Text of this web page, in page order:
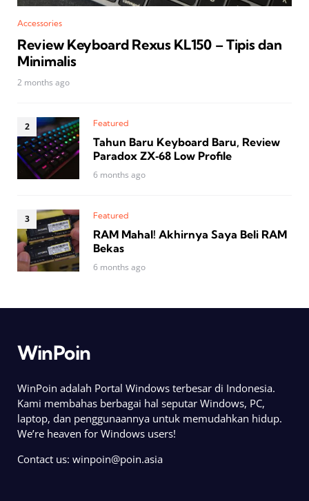
Accessories
Review Keyboard Rexus KL150 – Tipis dan
Minimalis
2 months ago
Featured
Tahun Baru Keyboard Baru, Review
Paradox ZX‑68 Low Profile
6 months ago
Featured
RAM Mahal! Akhirnya Saya Beli RAM
Bekas
6 months ago
WinPoin
WinPoin adalah Portal Windows terbesar di Indonesia.
Kami membahas berbagai hal seputar Windows, PC,
laptop, dan penggunaannya untuk memudahkan hidup.
We’re heaven for Windows users!
Contact us: winpoin@poin.asia